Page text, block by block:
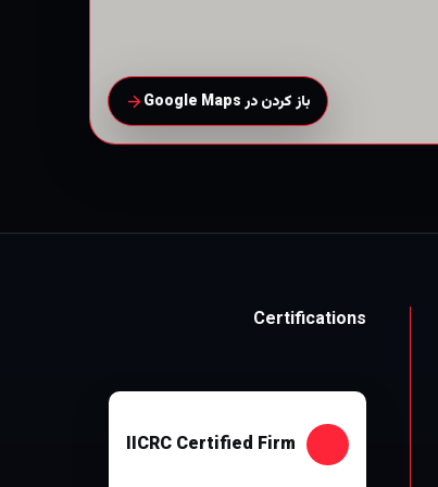
باز کردن در Google Maps
Certifications
IICRC Certified Firm